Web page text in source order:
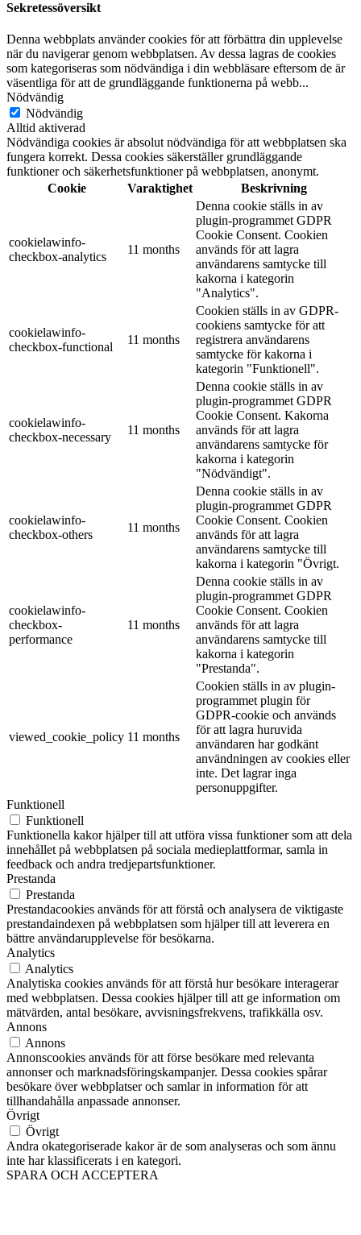
Sekretessöversikt
Denna webbplats använder cookies för att förbättra din upplevelse
när du navigerar genom webbplatsen. Av dessa lagras de cookies
som kategoriseras som nödvändiga i din webbläsare eftersom de är
väsentliga för att de grundläggande funktionerna på webb...
Nödvändig
Nödvändig
Alltid aktiverad
Nödvändiga cookies är absolut nödvändiga för att webbplatsen ska
fungera korrekt. Dessa cookies säkerställer grundläggande
funktioner och säkerhetsfunktioner på webbplatsen, anonymt.
Cookie
Varaktighet Beskrivning
cookielawinfo-
checkbox-analytics
11 months
Denna cookie ställs in av
plugin-programmet GDPR
Cookie Consent. Cookien
används för att lagra
användarens samtycke till
kakorna i kategorin
"Analytics".
cookielawinfo-
checkbox-functional
11 months
Cookien ställs in av GDPR-
cookiens samtycke för att
registrera användarens
samtycke för kakorna i
kategorin "Funktionell".
cookielawinfo-
checkbox-necessary
11 months
Denna cookie ställs in av
plugin-programmet GDPR
Cookie Consent. Kakorna
används för att lagra
användarens samtycke för
kakorna i kategorin
"Nödvändigt".
cookielawinfo-
checkbox-others
11 months
Denna cookie ställs in av
plugin-programmet GDPR
Cookie Consent. Cookien
används för att lagra
användarens samtycke till
kakorna i kategorin "Övrigt.
cookielawinfo-
checkbox-
performance
11 months
Denna cookie ställs in av
plugin-programmet GDPR
Cookie Consent. Cookien
används för att lagra
användarens samtycke till
kakorna i kategorin
"Prestanda".
viewed_cookie_policy 11 months
Cookien ställs in av plugin-
programmet plugin för
GDPR-cookie och används
för att lagra huruvida
användaren har godkänt
användningen av cookies eller
inte. Det lagrar inga
personuppgifter.
Funktionell
Funktionell
Funktionella kakor hjälper till att utföra vissa funktioner som att dela
innehållet på webbplatsen på sociala medieplattformar, samla in
feedback och andra tredjepartsfunktioner.
Prestanda
Prestanda
Prestandacookies används för att förstå och analysera de viktigaste
prestandaindexen på webbplatsen som hjälper till att leverera en
bättre användarupplevelse för besökarna.
Analytics
Analytics
Analytiska cookies används för att förstå hur besökare interagerar
med webbplatsen. Dessa cookies hjälper till att ge information om
mätvärden, antal besökare, avvisningsfrekvens, trafikkälla osv.
Annons
Annons
Annonscookies används för att förse besökare med relevanta
annonser och marknadsföringskampanjer. Dessa cookies spårar
besökare över webbplatser och samlar in information för att
tillhandahålla anpassade annonser.
Övrigt
Övrigt
Andra okategoriserade kakor är de som analyseras och som ännu
inte har klassificerats i en kategori.
SPARA OCH ACCEPTERA